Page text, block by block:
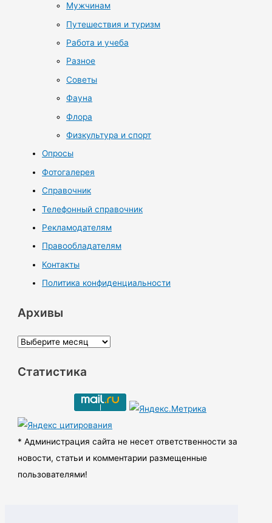
Мужчинам
Путешествия и туризм
Работа и учеба
Разное
Советы
Фауна
Флора
Физкультура и спорт
Опросы
Фотогалерея
Справочник
Телефонный справочник
Рекламодателям
Правообладателям
Контакты
Политика конфиденциальности
Архивы
А
х
ы
Статистика
* Администрация сайта не несет ответственности за
новости, статьи и комментарии размещенные
пользователями!